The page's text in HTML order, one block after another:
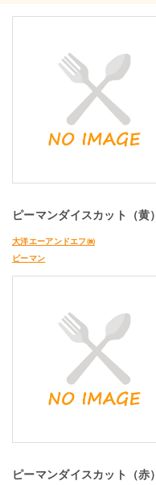
ピーマンダイスカット（黄）
大洋エーアンドエフ㈱
ピーマン
ピーマンダイスカット（赤）